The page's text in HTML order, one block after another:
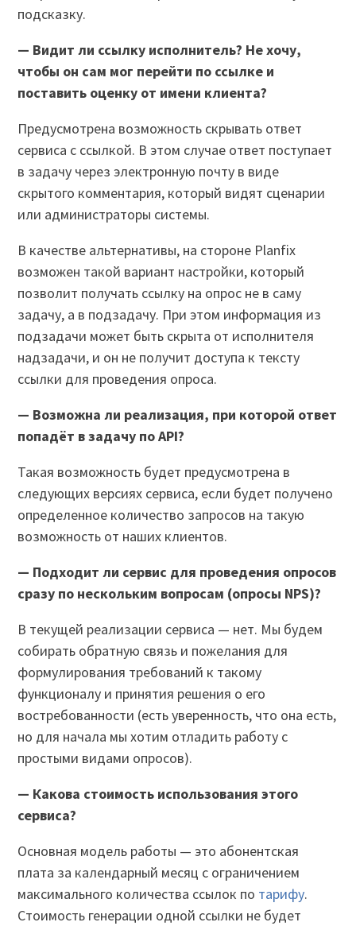
подсказку.
— Видит ли ссылку исполнитель? Не хочу,
чтобы он сам мог перейти по ссылке и
поставить оценку от имени клиента?
Предусмотрена возможность скрывать ответ
сервиса с ссылкой. В этом случае ответ поступает
в задачу через электронную почту в виде
скрытого комментария, который видят сценарии
или администраторы системы.
В качестве альтернативы, на стороне Planfix
возможен такой вариант настройки, который
позволит получать ссылку на опрос не в саму
задачу, а в подзадачу. При этом информация из
подзадачи может быть скрыта от исполнителя
надзадачи, и он не получит доступа к тексту
ссылки для проведения опроса.
— Возможна ли реализация, при которой ответ
попадёт в задачу по API?
Такая возможность будет предусмотрена в
следующих версиях сервиса, если будет получено
определенное количество запросов на такую
возможность от наших клиентов.
— Подходит ли сервис для проведения опросов
сразу по нескольким вопросам (опросы NPS)?
В текущей реализации сервиса — нет. Мы будем
собирать обратную связь и пожелания для
формулирования требований к такому
функционалу и принятия решения о его
востребованности (есть уверенность, что она есть,
но для начала мы хотим отладить работу с
простыми видами опросов).
— Какова стоимость использования этого
сервиса?
Основная модель работы — это абонентская
плата за календарный месяц с ограничением
максимального количества ссылок по тарифу.
Стоимость генерации одной ссылки не будет